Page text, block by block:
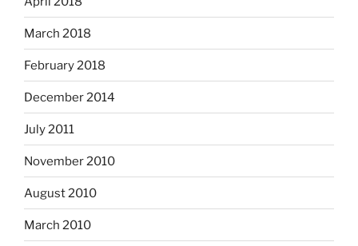
March 2018
February 2018
December 2014
July 2011
November 2010
August 2010
March 2010